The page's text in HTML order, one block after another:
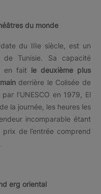
du monde
du IIIe siècle, est un
de Tunisie. Sa capacité
en fait le deuxième plus
derrière le Colisée de
l’UNESCO en 1979, El
la journée, les heures les
incomparable étant
de l’entrée comprend
.
erg oriental